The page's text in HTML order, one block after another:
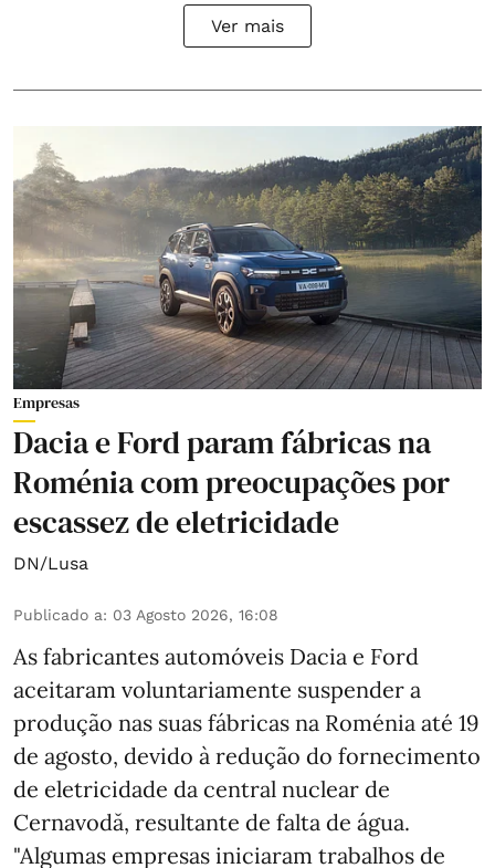
Ver mais
Empresas
Dacia e Ford param fábricas na
Roménia com preocupações por
escassez de eletricidade
DN/Lusa
Publicado a: 03 Agosto 2026, 16:08
As fabricantes automóveis Dacia e Ford
aceitaram voluntariamente suspender a
produção nas suas fábricas na Roménia até 19
de agosto, devido à redução do fornecimento
de eletricidade da central nuclear de
Cernavodă, resultante de falta de água.
"Algumas empresas iniciaram trabalhos de